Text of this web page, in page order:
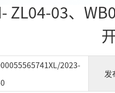
ZL04-03、
2023-
发